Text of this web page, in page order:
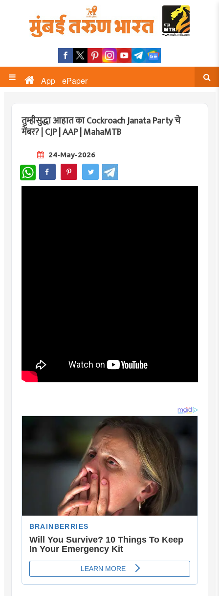
App ePaper
तुम्हीसुद्धा आहात का Cockroach Janata Party चे
मेंबर? | CJP | AAP | MahaMTB
24-May-2026
WhatsApp